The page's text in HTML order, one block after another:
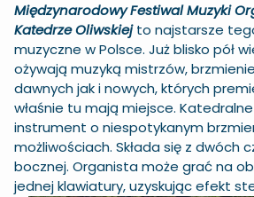
Międzynarodowy Festiwal Muzyki
Katedrze Oliwskiejto najstarsze
muzyczne w Polsce. Już blisko pół
ożywają muzyką mistrzów,
dawnych jak i nowych, których
właśnie tu mają miejsce.
instrument o niespotykanym
możliwościach. Składa się z dwóch
bocznej. Organista może grać na
jednej klawiatury, uzyskując efekt